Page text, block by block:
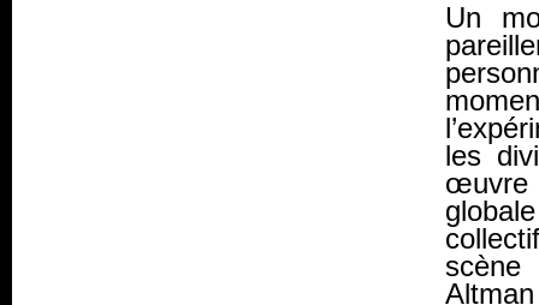
Un
les
œuvre